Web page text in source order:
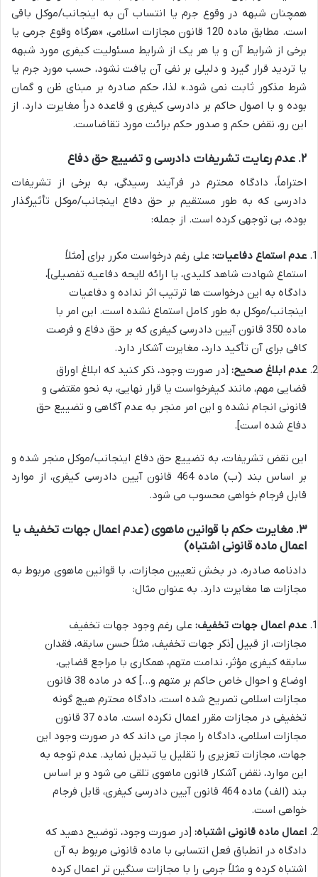
همچنان شبهه در وقوع جرم یا انتساب آن به اینجانب/موکل باقی
است. مطابق ماده 120 قانون مجازات اسلامی، «هرگاه وقوع جرمی یا
برخی از شرایط آن و یا هر یک از شرایط مسئولیت کیفری مورد شبهه
یا تردید قرار گیرد و دلیلی بر نفی آن یافت نشود، حسب مورد جرم یا
شرط مذکور ثابت نمی شود.» لذا، حکم صادره بر مبنای ظن و گمان
بوده و با اصول حاکم بر دادرسی کیفری و قاعده درأ مغایرت دارد. از
این رو، نقض حکم و صدور حکم برائت مورد تقاضاست.
۲. عدم رعایت تشریفات دادرسی و تضییع حق دفاع
احتراماً، دادگاه محترم در فرآیند رسیدگی، به برخی از تشریفات
دادرسی که به طور مستقیم بر حق دفاع اینجانب/موکل تأثیرگذار
بوده، بی توجهی کرده است. از جمله:
عدم استماع دفاعیات: علی رغم درخواست مکرر برای [مثلاً
استماع شهادت شاهد کلیدی، یا ارائه لایحه دفاعیه تفصیلی]،
دادگاه به این درخواست ها ترتیب اثر نداده و دفاعیات
اینجانب/موکل به طور کامل استماع نشده است. این امر با
ماده 350 قانون آیین دادرسی کیفری که بر حق دفاع و فرصت
کافی برای آن تأکید دارد، مغایرت آشکار دارد.
عدم ابلاغ صحیح: [در صورت وجود، ذکر کنید که ابلاغ اوراق
قضایی مهم، مانند کیفرخواست یا قرار نهایی، به نحو مقتضی و
قانونی انجام نشده و این امر منجر به عدم آگاهی و تضییع حق
دفاع شده است].
این نقض تشریفات، به تضییع حق دفاع اینجانب/موکل منجر شده و
بر اساس بند (ب) ماده 464 قانون آیین دادرسی کیفری، از موارد
قابل فرجام خواهی محسوب می شود.
۳. مغایرت حکم با قوانین ماهوی (عدم اعمال جهات تخفیف یا
اعمال ماده قانونی اشتباه)
دادنامه صادره، در بخش تعیین مجازات، با قوانین ماهوی مربوط به
مجازات ها مغایرت دارد. به عنوان مثال:
عدم اعمال جهات تخفیف: علی رغم وجود جهات تخفیف
مجازات، از قبیل [ذکر جهات تخفیف، مثلاً حسن سابقه، فقدان
سابقه کیفری مؤثر، ندامت متهم، همکاری با مراجع قضایی،
اوضاع و احوال خاص حاکم بر متهم و…] که در ماده 38 قانون
مجازات اسلامی تصریح شده است، دادگاه محترم هیچ گونه
تخفیفی در مجازات مقرر اعمال نکرده است. ماده 37 قانون
مجازات اسلامی، دادگاه را مجاز می داند که در صورت وجود این
جهات، مجازات تعزیری را تقلیل یا تبدیل نماید. عدم توجه به
این موارد، نقض آشکار قانون ماهوی تلقی می شود و بر اساس
بند (الف) ماده 464 قانون آیین دادرسی کیفری، قابل فرجام
خواهی است.
اعمال ماده قانونی اشتباه: [در صورت وجود، توضیح دهید که
دادگاه در انطباق فعل انتسابی با ماده قانونی مربوط به آن
اشتباه کرده و مثلاً جرمی را با مجازات سنگین تر اعمال کرده